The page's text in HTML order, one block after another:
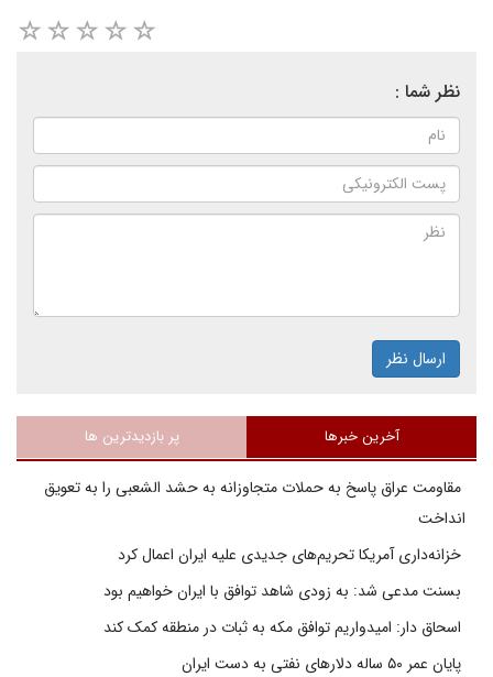
نظر شما :
ارسال نظر
آخرین خبرها پر بازدیدترین ها
مقاومت عراق پاسخ به حملات متجاوزانه به حشد الشعبی را به تعویق
انداخت
خزانه‌داری آمریکا تحریم‌های جدیدی علیه ایران اعمال کرد
بسنت مدعی شد: به زودی شاهد توافق با ایران خواهیم بود
اسحاق دار: امیدواریم توافق مکه به ثبات در منطقه کمک کند
پایان عمر ۵۰ ساله دلارهای نفتی به دست ایران